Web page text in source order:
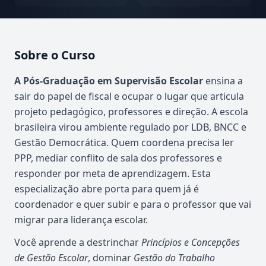
Sobre o Curso
Atualizado em abril de 2026
A Pós-Graduação em Supervisão Escolar ensina a
sair do papel de fiscal e ocupar o lugar que articula
projeto pedagógico, professores e direção. A escola
brasileira virou ambiente regulado por LDB, BNCC e
Gestão Democrática. Quem coordena precisa ler
PPP, mediar conflito de sala dos professores e
responder por meta de aprendizagem. Esta
especialização abre porta para quem já é
coordenador e quer subir e para o professor que vai
migrar para liderança escolar.
Você aprende a destrincharPrincípios e Concepções
de Gestão Escolar, dominar Gestão do Trabalho